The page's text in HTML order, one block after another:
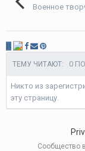
Военное
В
ТЕМУ ЧИТАЮТ: 0
Никто из
эту страницу.
Сообщество